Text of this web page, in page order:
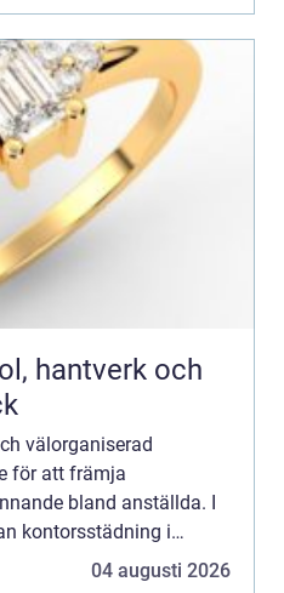
välorganiserad
för att främja
bland anställda. I
kontorsstädning i
04 augusti 2026